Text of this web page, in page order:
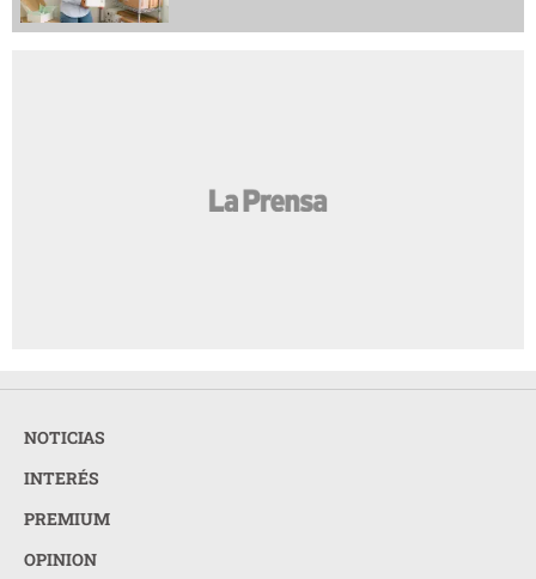
NOTICIAS
INTERÉS
PREMIUM
OPINION